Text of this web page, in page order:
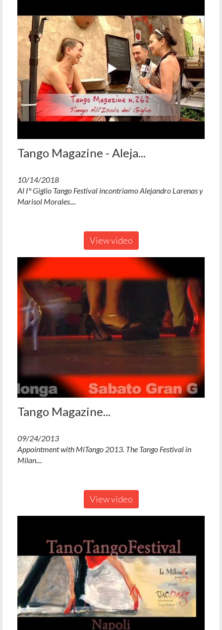
Tango Magazine - Aleja...
10/14/2018
Al I° Giglio Tango Festival incontriamo Alejandro Larenas y
Marisol Morales....
View video
Tango Magazine...
09/24/2013
Appointment with MiTango 2013. The Tango Festival in
Milan....
View video